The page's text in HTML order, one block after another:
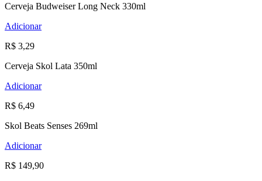
Cerveja Budweiser Long Neck 330ml
Adicionar
R$ 3,29
Cerveja Skol Lata 350ml
Adicionar
R$ 6,49
Skol Beats Senses 269ml
Adicionar
R$ 149,90